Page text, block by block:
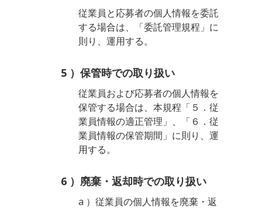
従業員と応募者の個人情報を委託
する場合は、「委託管理規程」に
則り、運用する。
5 ）保管時での取り扱い
従業員および応募者の個人情報を
保管する場合は、本規程「５．従
業員情報の適正管理」、「６．従
業員情報の保管期間」に則り、運
用する。
6 ）廃棄・返却時での取り扱い
a ）従業員の個人情報を廃棄・返